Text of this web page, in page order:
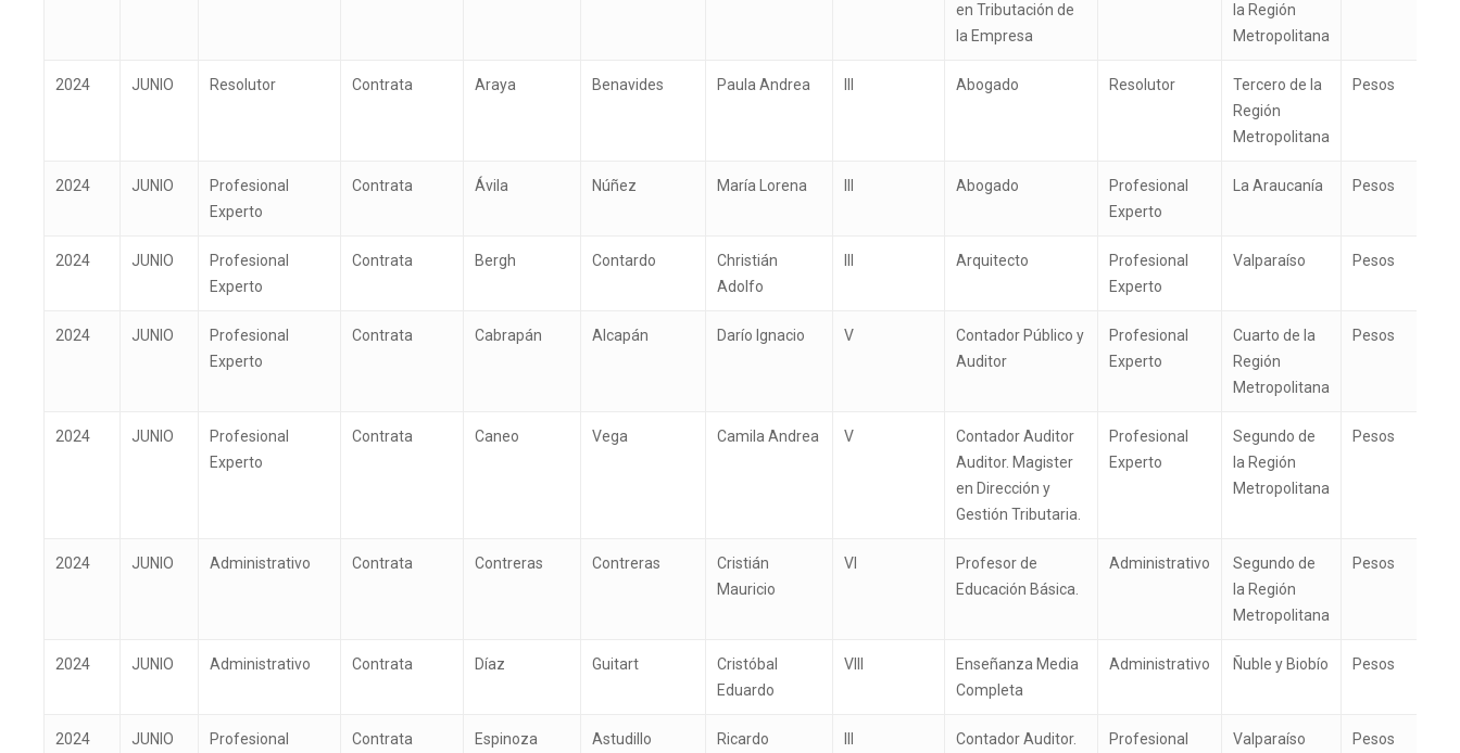
en Tributación de
la Empresa
la Región
Metropolitana
2024 JUNIO Resolutor Contrata Araya Benavides Paula Andrea Abogado Resolutor
Tercero de la
Región
Metropolitana
Pesos
2024 JUNIO
Profesional
Experto
Contrata Ávila Núñez María Lorena Abogado
Profesional
Experto
La Araucanía Pesos
2024 JUNIO
Profesional
Experto
Contrata Bergh Contardo
Christián
Adolfo
Arquitecto
Profesional
Experto
Valparaíso Pesos
2024 JUNIO
Profesional
Experto
Contrata Cabrapán Alcapán Darío Ignacio V
Contador Público y
Auditor
Profesional
Experto
Cuarto de la
Región
Metropolitana
Pesos
2024 JUNIO
Profesional
Experto
Contrata Caneo Vega Camila Andrea V
Contador Auditor
Auditor. Magister
en Dirección y
Gestión Tributaria.
Profesional
Experto
Segundo de
la Región
Metropolitana
Pesos
2024 JUNIO Administrativo Contrata Contreras Contreras
Cristián
Mauricio
VI
Profesor de
Educación Básica.
Administrativo
Segundo de
la Región
Metropolitana
Pesos
2024 JUNIO Administrativo Contrata Díaz Guitart
Cristóbal
Eduardo
VIII
Enseñanza Media
Completa
Administrativo Ñuble y Biobío Pesos
2024 JUNIO
Profesional
Contrata Espinoza Astudillo
Ricardo
Contador Auditor.
Profesional
Valparaíso Pesos